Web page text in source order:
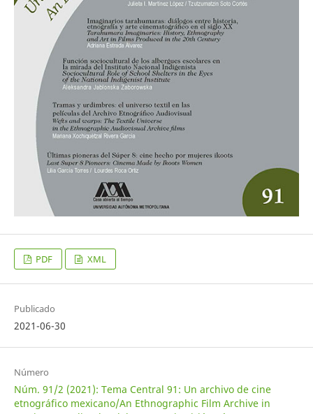
PDF XML
Publicado
2021-06-30
Número
Núm. 91/2 (2021): Tema Central 91: Un archivo de cine
etnográfico mexicano/An Ethnographic Film Archive in